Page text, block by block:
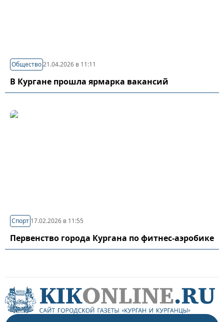
Общество21.04.2026 в 11:11
В Кургане прошла ярмарка вакансий
Спорт 17.02.2026 в 11:55
Первенство города Кургана по фитнес-аэробике